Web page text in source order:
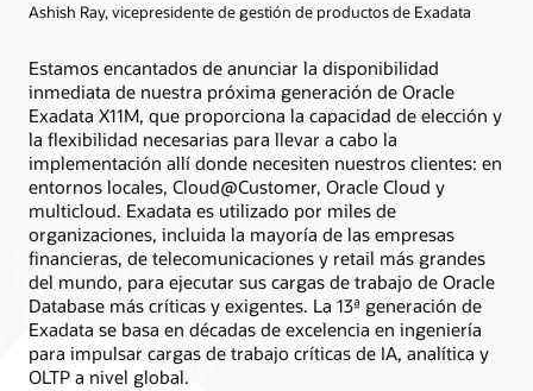
Ashish Ray, vicepresidente de gestión de productos de Exadata
Estamos encantados de anunciar la disponibilidad
inmediata de nuestra próxima generación de Oracle
Exadata X11M, que proporciona la capacidad de elección y
la flexibilidad necesarias para llevar a cabo la
implementación allí donde necesiten nuestros clientes: en
entornos locales, Cloud@Customer, Oracle Cloud y
multicloud. Exadata es utilizado por miles de
organizaciones, incluida la mayoría de las empresas
financieras, de telecomunicaciones y retail más grandes
del mundo, para ejecutar sus cargas de trabajo de Oracle
Database más críticas y exigentes. La 13ª generación de
Exadata se basa en décadas de excelencia en ingeniería
para impulsar cargas de trabajo críticas de IA, analítica y
OLTP a nivel global.